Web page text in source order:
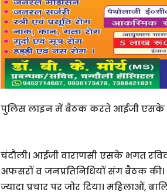
पुलिस लाइन में बैठक करते आईजी एसके
चंदौली। आईजी वाराणसी एसके भगत
अफसरों व जनप्रतिनिधियों संग बैठक
ज्यादा प्रचार पर जोर दिया। महिलाओं,